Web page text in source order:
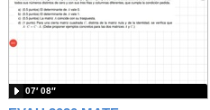
07′ 08″